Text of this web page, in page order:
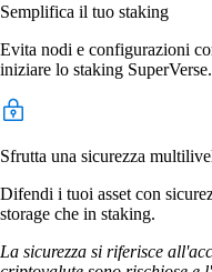
Semplifica il tuo staking
Evita nodi e configurazioni
iniziare lo staking SuperVerse.
Sfrutta una sicurezza
Difendi i tuoi asset con
storage che in staking.
La sicurezza si riferisce